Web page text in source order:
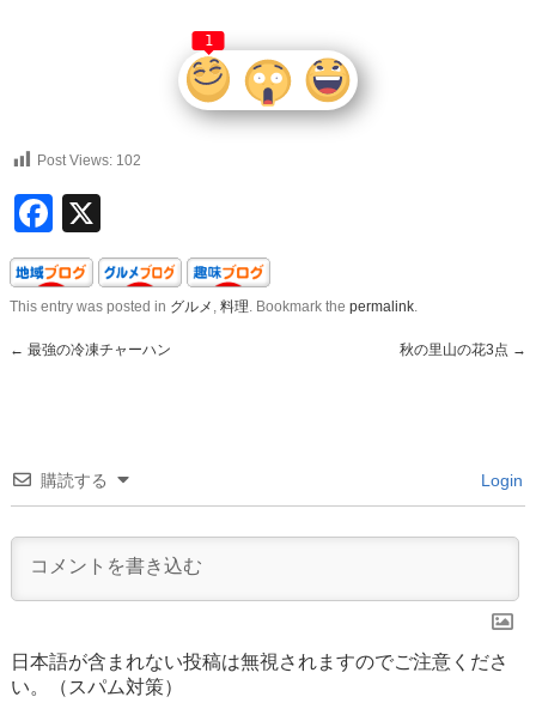
1
Post Views: 102
Facebook
This entry was posted in グルメ , 料理. Bookmark the permalink.
← 最強の冷凍チャーハン 秋の里山の花3点 →
購読する Login
日本語が含まれない投稿は無視されますのでご注意くださ
い。（スパム対策）